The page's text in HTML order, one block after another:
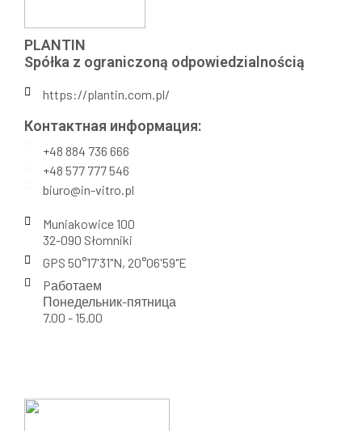
PLANTIN
Spółka z ograniczoną odpowiedzialnością
https://plantin.com.pl/
Контактная информация:​
+48 884 736 666
+48 577 777 546
biuro@in-vitro.pl
Muniakowice 100
32-090 Słomniki
GPS 50°17'31"N, 20°06'59"E
Pаботаем
Понедельник-пятница
7.00 - 15.00